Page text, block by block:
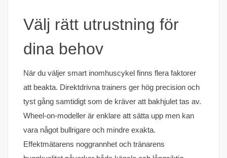
Välj rätt utrustning för
dina behov
När du väljer smart inomhuscykel finns flera faktorer
att beakta. Direktdrivna trainers ger hög precision och
tyst gång samtidigt som de kräver att bakhjulet tas av.
Wheel-on-modeller är enklare att sätta upp men kan
vara något bullrigare och mindre exakta.
Effektmätarens noggrannhet och tränarens